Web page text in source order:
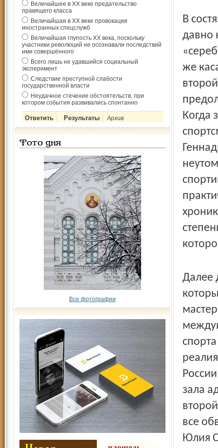
Величайшее в ХХ веке предательство
правящего класса
Величайшая в ХХ веке провокация
иностранных спецслужб
Величайшая глупость ХХ века, поскольку
участники революций не осознавали последствий
ими совершённого
Всего лишь не удавшийся социальный
эксперимент
Следствие преступной слабости
государственной власти
Неудачное стечение обстоятельств, при
котором события развивались спонтанно
Архив
Фото дня
Все фотографии
В
давно
же
Когда
Далее
зала
все
Юлия